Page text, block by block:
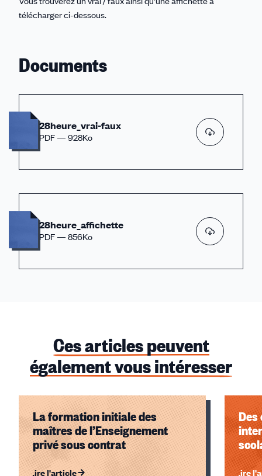
télécharger ci-dessous.
Documents
28heure_vrai-faux
PDF — 928Ko
28heure_affichette
PDF — 856Ko
Ces articles peuvent
également vous intéresser
La formation initiale des
maîtres de l’Enseignement
privé sous contrat
Lire l'article Lire